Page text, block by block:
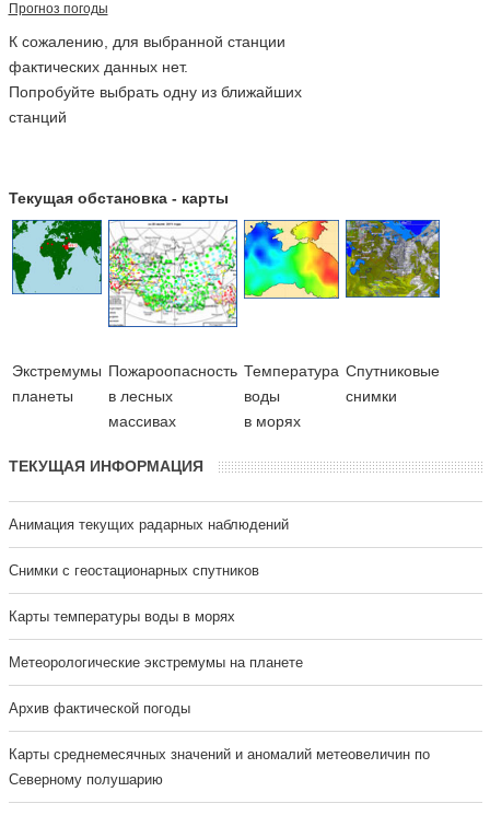
Прогноз погоды
К сожалению, для выбранной станции
фактических данных нет.
Попробуйте выбрать одну из ближайших
станций
Текущая обстановка - карты
Экстремумы
планеты
Пожароопасность
в лесных
массивах
Температура
воды
в морях
Cпутниковые
снимки
ТЕКУЩАЯ ИНФОРМАЦИЯ
Анимация текущих радарных наблюдений
Cнимки с геостационарных спутников
Карты температуры воды в морях
Метеорологические экстремумы на планете
Архив фактической погоды
Карты среднемесячных значений и аномалий метеовеличин по
Северному полушарию